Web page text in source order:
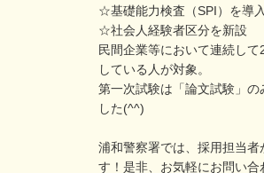
☆基礎能力検査（SPI）を導
☆社会人経験者区分を新設
民間企業等において連続し
している人が対象。
第一次試験は「論文試験」
した(^^)
浦和警察署では、採用担当
す！是非、お気軽にお問い合